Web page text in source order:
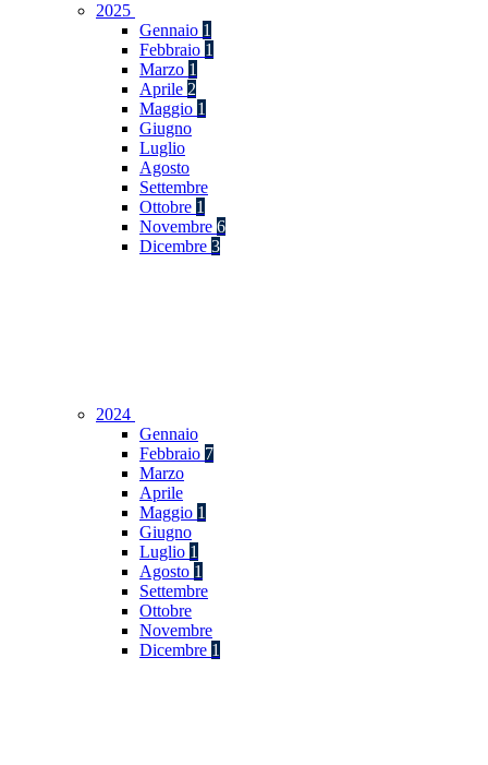
2025
Gennaio 1
Febbraio 1
Marzo 1
Aprile 2
Maggio 1
Giugno
Luglio
Agosto
Settembre
Ottobre 1
Novembre 6
Dicembre 3
2024
Gennaio
Febbraio 7
Marzo
Aprile
Maggio 1
Giugno
Luglio 1
Agosto 1
Settembre
Ottobre
Novembre
Dicembre 1